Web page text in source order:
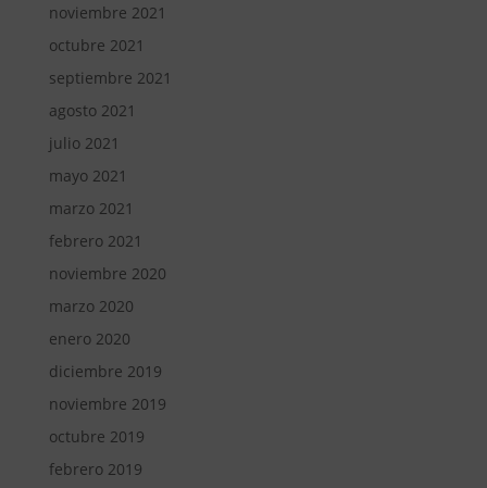
noviembre 2021
octubre 2021
septiembre 2021
agosto 2021
julio 2021
mayo 2021
marzo 2021
febrero 2021
noviembre 2020
marzo 2020
enero 2020
diciembre 2019
noviembre 2019
octubre 2019
febrero 2019